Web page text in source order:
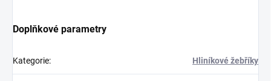
Doplňkové parametry
Kategorie: Hliníkové žebříky